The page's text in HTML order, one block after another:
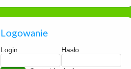
Logowanie
Login Hasło